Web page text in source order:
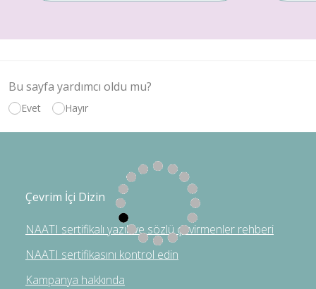
Bu sayfa yardımcı oldu mu?
Evet Hayır
Çevrim İçi Dizin
NAATI sertifikalı yazılı ve sözlü çevirmenler rehberi
NAATI sertifikasını kontrol edin
Kampanya hakkında